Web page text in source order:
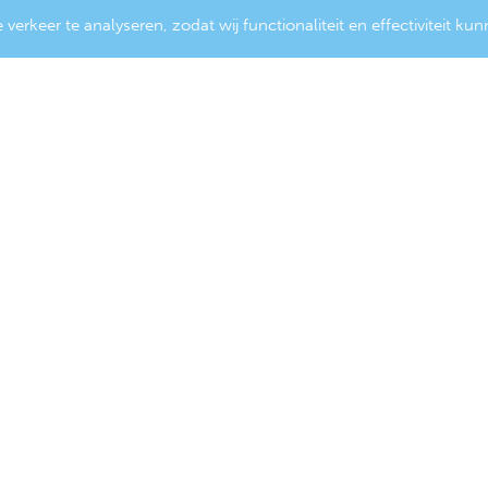
te analyseren, zodat wij functionaliteit en effectiviteit